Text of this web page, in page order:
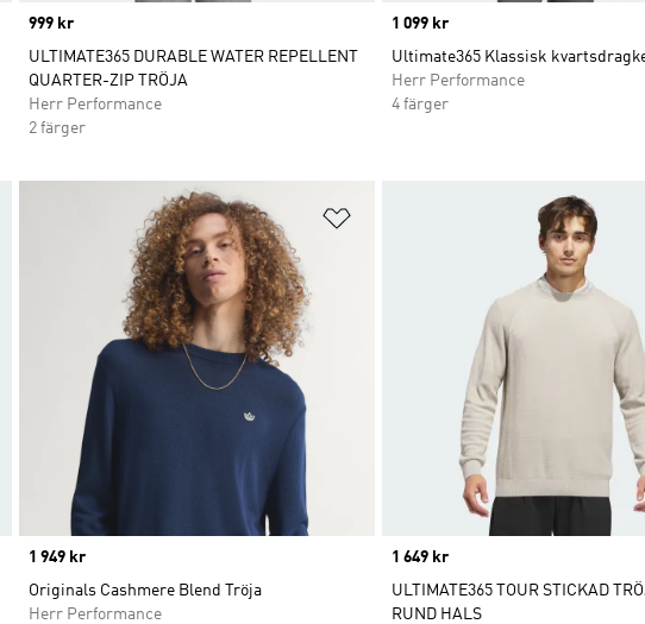
Price
999 kr
ULTIMATE365 DURABLE WATER REPELLENT
QUARTER-ZIP TRÖJA
Herr Performance
2 färger
Price
1 099 kr
Ultimate365 Klassisk
Herr Performance
4 färger
Lägg till på önskelistan Lägg till på önskelistan
Price
1 949 kr
Originals Cashmere Blend Tröja
Herr Performance
Price
1 649 kr
ULTIMATE365 TOUR STICKAD
RUND HALS